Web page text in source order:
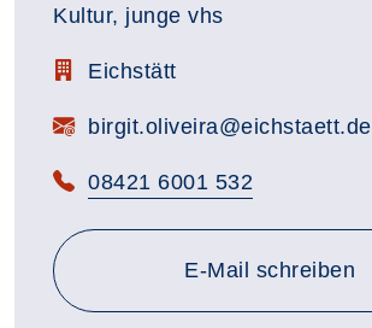
Kultur, junge vhs
Zimmerbezeichnung:
Eichstätt
E-Mail:birgit.oliveira@eichstaett.de
Telefon:
08421 6001 532
E-Mail schreiben